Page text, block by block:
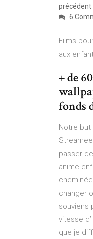
précédent
6
Films
aux
+ de
fonds
Notre
passer
anime-
changer
souviens
vitesse
que je